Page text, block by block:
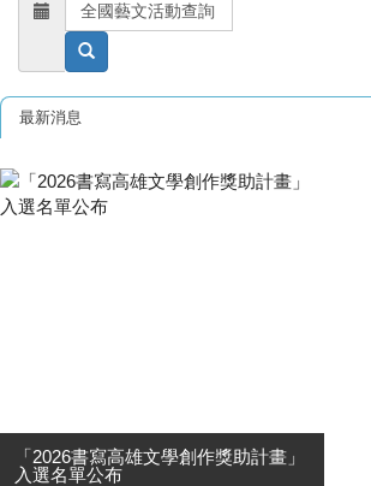
全國藝文活動查詢
最新消息
「2026書寫高雄文學創作獎助計畫」
入選名單公布